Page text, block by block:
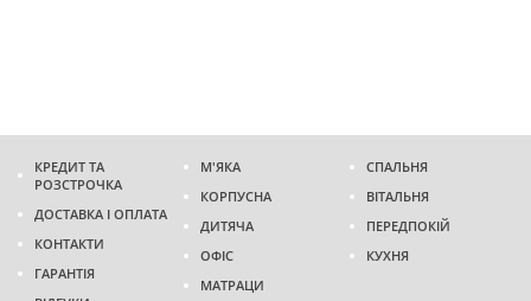
КРЕДИТ ТА
РОЗСТРОЧКА
ДОСТАВКА І ОПЛАТА
КОНТАКТИ
ГАРАНТІЯ
М'ЯКА
КОРПУСНА
ДИТЯЧА
ОФІС
МАТРАЦИ
СПАЛЬНЯ
ВІТАЛЬНЯ
ПЕРЕДПОКІЙ
КУХНЯ